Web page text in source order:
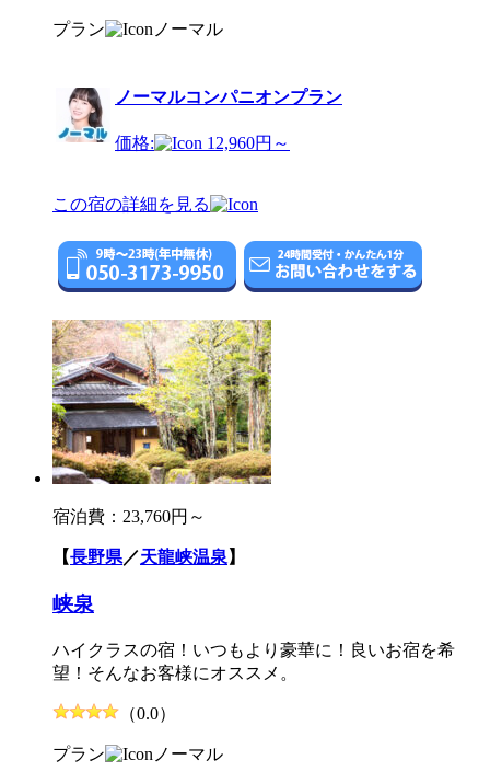
プラン ノーマル
ノーマルコンパニオンプラン
価格: 12,960円～
この宿の詳細を見る
宿泊費： 23,760円～
【長野県／天龍峡温泉】
峡泉
ハイクラスの宿！いつもより豪華に！良いお宿を希
望！そんなお客様にオススメ。
（0.0）
プラン ノーマル